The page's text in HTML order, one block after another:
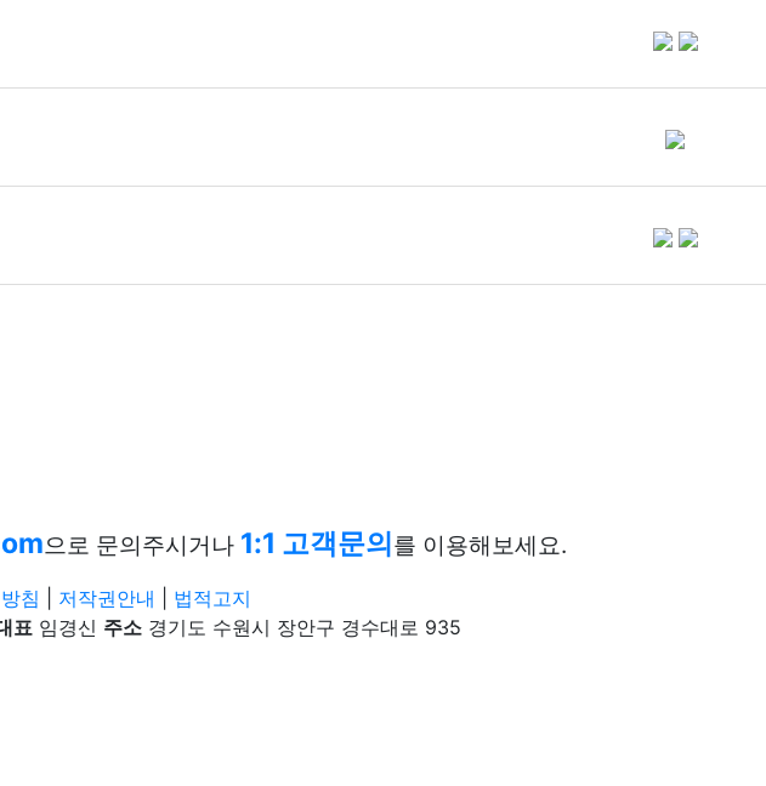
으로 문의주시거나 1:1 고객문의를 이용해보세요.
침 저작권안내
법적고지
표 임경신 주소 경기도 수원시 장안구 경수대로 935